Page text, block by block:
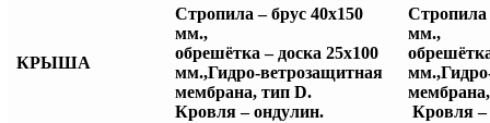
КРЫША
Стропила – брус 40х150
мм.,
обрешётка – доска 25х100
мм.,Гидро-ветрозащитная
мембрана, тип D.
Кровля – ондулин.
Стропила
мм.,
мм.,
Кровля –